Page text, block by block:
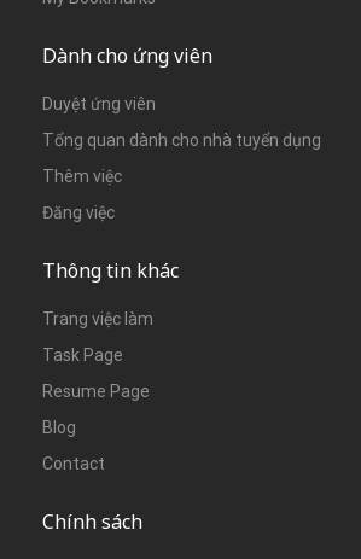
Dành cho ứng viên
Duyệt ứng viên
Tổng quan dành cho nhà tuyển dụng
Thêm việc
Đăng việc
Thông tin khác
Trang việc làm
Task Page
Resume Page
Blog
Contact
Chính sách